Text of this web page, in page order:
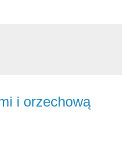
i orzechową